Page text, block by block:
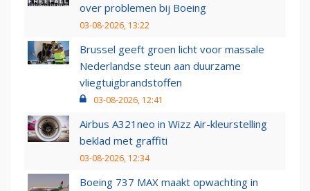
over problemen bij Boeing
03-08-2026, 13:22
Brussel geeft groen licht voor massale
Nederlandse steun aan duurzame
vliegtuigbrandstoffen
03-08-2026, 12:41
Airbus A321neo in Wizz Air-kleurstelling
beklad met graffiti
03-08-2026, 12:34
Boeing 737 MAX maakt opwachting in